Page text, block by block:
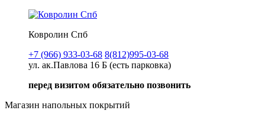
Ковролин Спб
+7 (966) 933-03-68 8(812)995-03-68
ул. ак.Павлова 16 Б (есть парковка)
перед визитом обязательно позвонить
Магазин напольных покрытий